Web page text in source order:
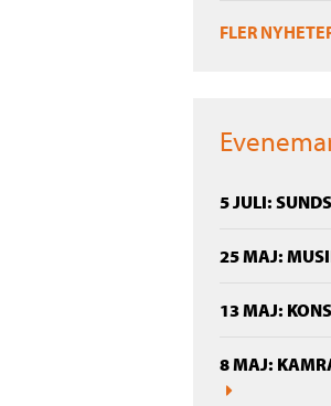
FLER
5 JULI:
25 MAJ:
13 MAJ:
8 MAJ: